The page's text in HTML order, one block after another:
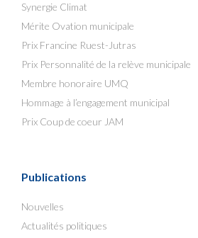
Synergie Climat
Mérite Ovation municipale
Prix Francine Ruest-Jutras
Prix Personnalité de la relève municipale
Membre honoraire UMQ
Hommage à l’engagement municipal
Prix Coup de coeur JAM
Publications
Nouvelles
Actualités politiques